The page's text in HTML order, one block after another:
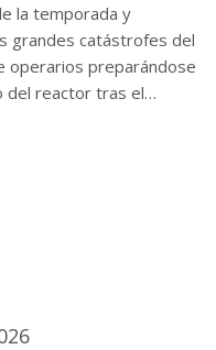
la temporada y
grandes catástrofes del
operarios preparándose
del reactor tras el…